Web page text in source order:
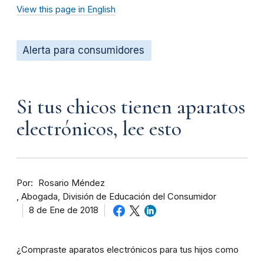
View this page in English
Alerta para consumidores
Si tus chicos tienen aparatos
electrónicos, lee esto
Por
Rosario Méndez
Abogada, División de Educación del Consumidor
8 de Ene de 2018
¿Compraste aparatos electrónicos para tus hijos como